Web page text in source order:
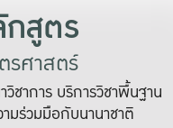
สูตร
รศาสตร์
าการ บริการวิชาพื้นฐาน
มร่วมมือกับนานาชาติ